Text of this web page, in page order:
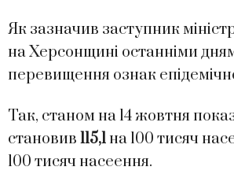
Як зазначив заступник
на Херсонщині останніми
перевищення ознак
Так, станом на 14 жовтня
становив 115,1на 100 тисяч
100 тисяч насеення.